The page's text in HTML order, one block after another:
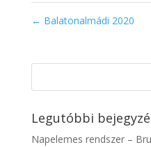
← Balatonalmádi 2020
Legutóbbi
Napelemes rendszer –